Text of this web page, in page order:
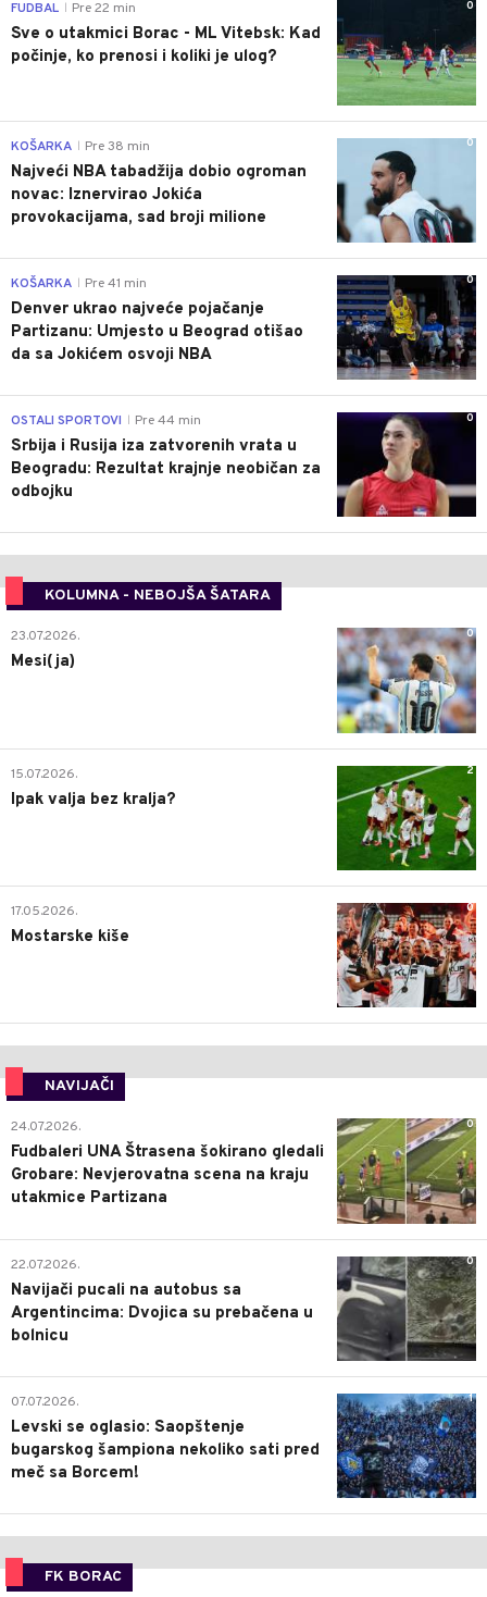
0
FUDBAL Pre 22 min
Sve o utakmici Borac - ML Vitebsk: Kad
počinje, ko prenosi i koliki je ulog?
0
KOŠARKA Pre 38 min
Najveći NBA tabadžija dobio ogroman
novac: Iznervirao Jokića
provokacijama, sad broji milione
0
KOŠARKA Pre 41 min
Denver ukrao najveće pojačanje
Partizanu: Umjesto u Beograd otišao
da sa Jokićem osvoji NBA
0
OSTALI SPORTOVI Pre 44 min
Srbija i Rusija iza zatvorenih vrata u
Beogradu: Rezultat krajnje neobičan za
odbojku
KOLUMNA - NEBOJŠA ŠATARA
0
23.07.2026.
Mesi(ja)
2
15.07.2026.
Ipak valja bez kralja?
0
17.05.2026.
Mostarske kiše
NAVIJAČI
0
24.07.2026.
Fudbaleri UNA Štrasena šokirano gledali
Grobare: Nevjerovatna scena na kraju
utakmice Partizana
0
22.07.2026.
Navijači pucali na autobus sa
Argentincima: Dvojica su prebačena u
bolnicu
1
07.07.2026.
Levski se oglasio: Saopštenje
bugarskog šampiona nekoliko sati pred
meč sa Borcem!
FK BORAC